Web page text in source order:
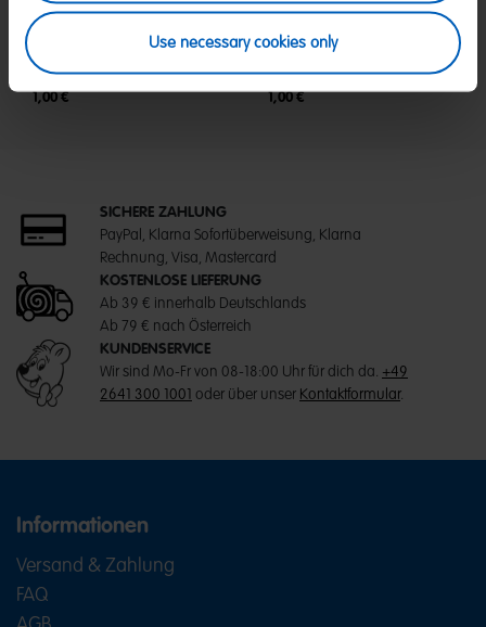
Use necessary cookies only
Gruss Etikett "Zeit zum Feiern"
1,00 €
Gruss Etikett "Süße Grüße"
1,00 €
SICHERE ZAHLUNG
PayPal, Klarna Sofortüberweisung, Klarna
Rechnung, Visa, Mastercard
KOSTENLOSE LIEFERUNG
Ab 39 € innerhalb Deutschlands
Ab 79 € nach Österreich
KUNDENSERVICE
Wir sind Mo-Fr von 08-18:00 Uhr für dich da. +49
2641 300 1001
oder über unser Kontaktformular.
Informationen
Versand & Zahlung
FAQ